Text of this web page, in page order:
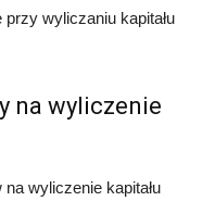
wyliczaniu kapitału
na wyliczenie
wyliczenie kapitału